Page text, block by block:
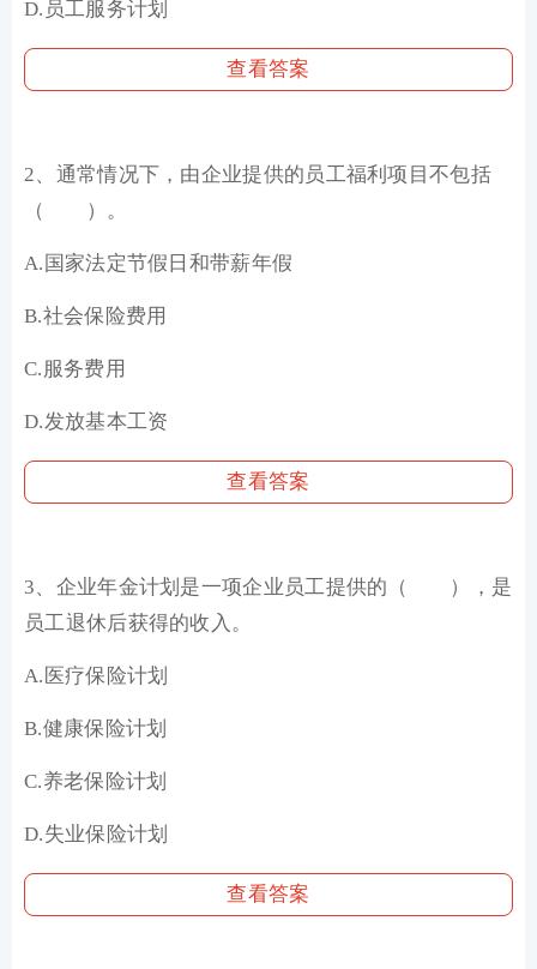
D.员工服务计划
查看答案
2、通常情况下，由企业提供的员工福利项目不包括
（ ）。
A.国家法定节假日和带薪年假
B.社会保险费用
C.服务费用
D.发放基本工资
查看答案
3、企业年金计划是一项企业员工提供的（ ），是
员工退休后获得的收入。
A.医疗保险计划
B.健康保险计划
C.养老保险计划
D.失业保险计划
查看答案